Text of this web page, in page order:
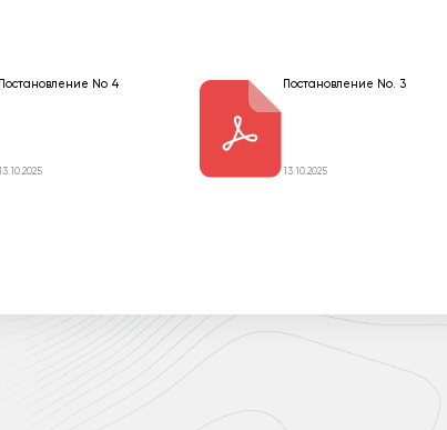
Постановление No 4
13.10.2025
Постановление No. 3
13.10.2025